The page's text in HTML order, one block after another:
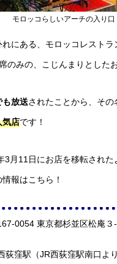
モロッコらしいアーチの入り口
にある、モロッコレストラ
のみの、こじんまりとしたお
も放送されたことから、その
気店です！
3月11日にお店を移転された
報はこちら！
0054 東京都杉並区松庵
荻窪駅（JR西荻窪駅南口よ